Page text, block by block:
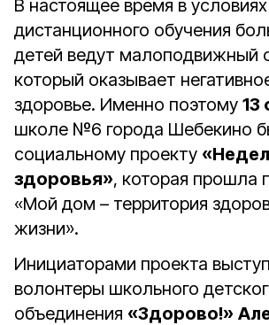
В настоящее время в условиях
дистанционного обучения
детей ведут малоподвижный
который оказывает
здоровье. Именно поэтому 13
школе №6 города Шебекино
социальному проекту
здоровья», которая прошла
«Мой дом – территория
жизни».
Инициаторами проекта
волонтеры школьного
объединения «Здорово!»